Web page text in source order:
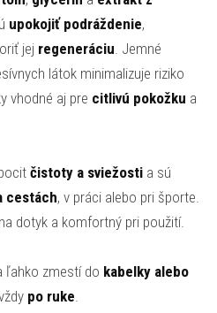
upokojiť podráždenie,
jej regeneráciu. Jemné
látok minimalizuje riziko
vhodné aj pre citlivú pokožku a
čistoty a sviežosti a sú
cestách, v práci alebo pri športe.
dotyk a komfortný pri použití.
ľahko zmestí do kabelky alebo
po ruke.